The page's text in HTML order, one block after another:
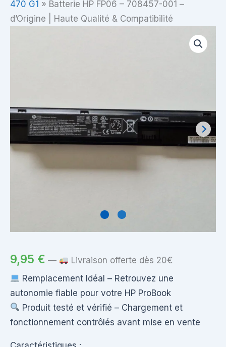
470 G1 » Batterie HP FP06 – 708457-001 –
d’Origine | Haute Qualité & Compatibilité
9,95 € —
Livraison offerte dès 20€
Remplacement Idéal – Retrouvez une
autonomie fiable pour votre HP ProBook
Produit testé et vérifié – Chargement et
fonctionnement contrôlés avant mise en vente